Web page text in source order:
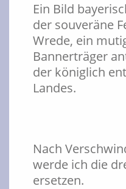
Ein Bild
der souveräne
Wrede, ein
Bannerträger
der königlich
Landes.
Nach
werde ich die
ersetzen.